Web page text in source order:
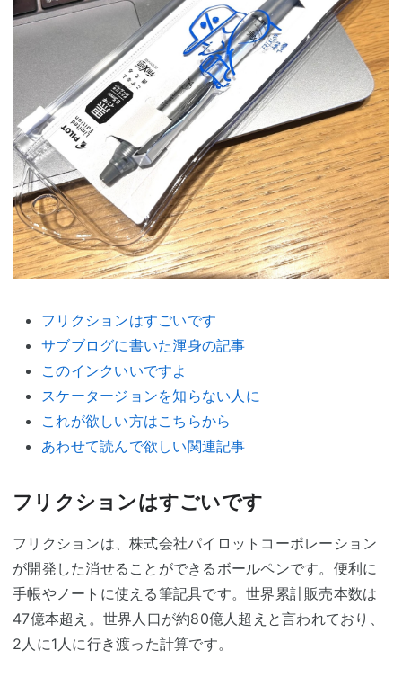
フリクションはすごいです
サブブログに書いた渾身の記事
このインクいいですよ
スケータージョンを知らない人に
これが欲しい方はこちらから
あわせて読んで欲しい関連記事
フリクションはすごいです
フリクションは、株式会社パイロットコーポレーション
が開発した消せることができるボールペンです。便利に
手帳やノートに使える筆記具です。世界累計販売本数は
47億本超え。世界人口が約80億人超えと言われており、
2人に1人に行き渡った計算です。